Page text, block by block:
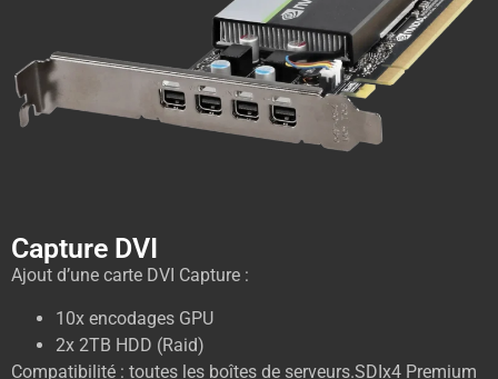
Capture DVI
Ajout d’une carte DVI Capture :
10x encodages GPU
2x 2TB HDD (Raid)
Compatibilité : toutes les boîtes de serveurs.SDIx4 Premium